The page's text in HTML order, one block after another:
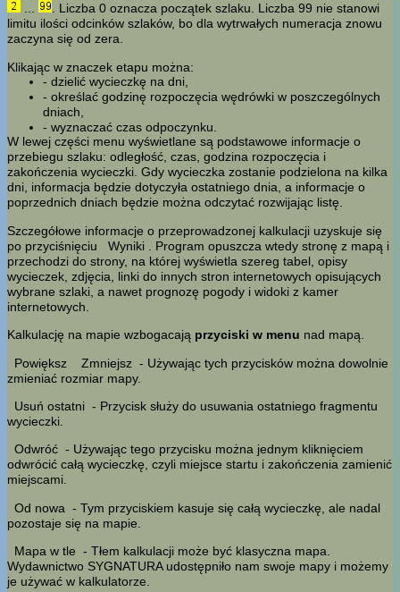
. Liczba 0 oznacza początek szlaku. Liczba 99 nie stanowi
limitu ilości odcinków szlaków, bo dla wytrwałych numeracja znowu
zaczyna się od zera.
Klikając w znaczek etapu można:
- dzielić wycieczkę na dni,
- określać godzinę rozpoczęcia wędrówki w poszczególnych
dniach,
- wyznaczać czas odpoczynku.
W lewej części menu wyświetlane są podstawowe informacje o
przebiegu szlaku: odległość, czas, godzina rozpoczęcia i
zakończenia wycieczki. Gdy wycieczka zostanie podzielona na kilka
dni, informacja będzie dotyczyła ostatniego dnia, a informacje o
poprzednich dniach będzie można odczytać rozwijając listę.
Szczegółowe informacje o przeprowadzonej kalkulacji uzyskuje się
po przyciśnięciu
Wyniki
. Program opuszcza wtedy stronę z mapą i
przechodzi do strony, na której wyświetla szereg tabel, opisy
wycieczek, zdjęcia, linki do innych stron internetowych opisujących
wybrane szlaki, a nawet prognozę pogody i widoki z kamer
internetowych.
Kalkulację na mapie wzbogacają przyciski w menu nad mapą.
Powiększ
Zmniejsz - Używając tych przycisków można dowolnie
zmieniać rozmiar mapy.
Usuń ostatni - Przycisk służy do usuwania ostatniego fragmentu
wycieczki.
Odwróć - Używając tego przycisku można jednym kliknięciem
odwrócić całą wycieczkę, czyli miejsce startu i zakończenia zamienić
miejscami.
Od nowa - Tym przyciskiem kasuje się całą wycieczkę, ale nadal
pozostaje się na mapie.
Mapa w tle - Tłem kalkulacji może być klasyczna mapa.
Wydawnictwo SYGNATURA udostępniło nam swoje mapy i możemy
je używać w kalkulatorze.